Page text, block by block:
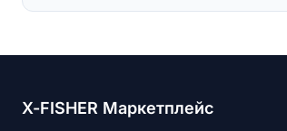
X-FISHER Маркетплейс